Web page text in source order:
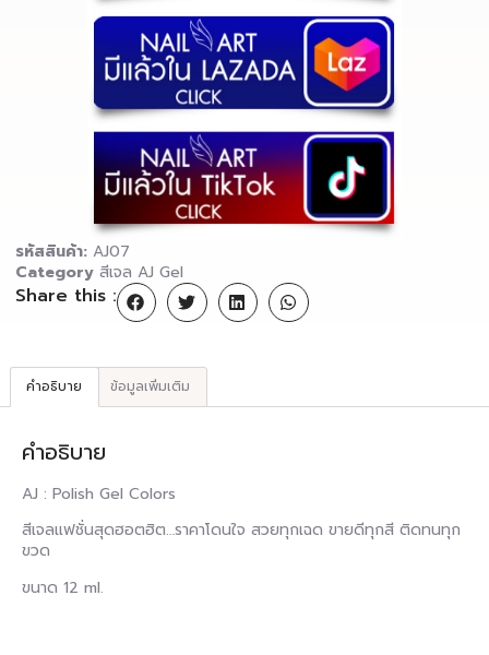
รหัสสินค้า: AJ07
Category สีเจล AJ Gel
Share this :
คำอธิบาย ข้อมูลเพิ่มเติม
คำอธิบาย
AJ : Polish Gel Colors
สีเจลแฟชั่นสุดฮอตฮิต…ราคาโดนใจ สวยทุกเฉด ขายดีทุกสี ติดทนทุก
ขวด
ขนาด 12 ml.